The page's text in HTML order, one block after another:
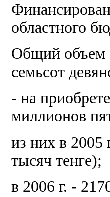
областного
Общий объем
семьсот
- на
миллионов
из них в 2005
тысяч тенге);
в 2006 г. -